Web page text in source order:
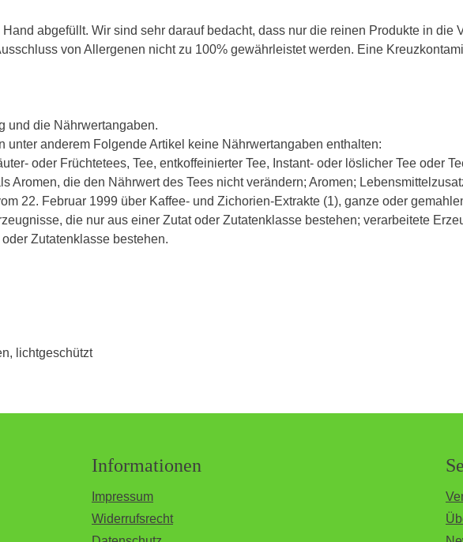
abgefüllt. Wir sind sehr darauf bedacht, dass nur die reinen Produkte in die
von Allergenen nicht zu 100% gewährleistet werden. Eine
und die Nährwertangaben.
unter anderem Folgende Artikel keine Nährwertangaben enthalten:
oder Früchtetees, Tee, entkoffeinierter Tee, Instant- oder löslicher Tee oder
Aromen, die den Nährwert des Tees nicht verändern; Aromen;
22. Februar 1999 über Kaffee- und Zichorien-Extrakte (1), ganze oder
die nur aus einer Zutat oder Zutatenklasse bestehen; verarbeitete
Zutatenklasse bestehen.
lichtgeschützt
Informationen
Impressum
Widerrufsrecht